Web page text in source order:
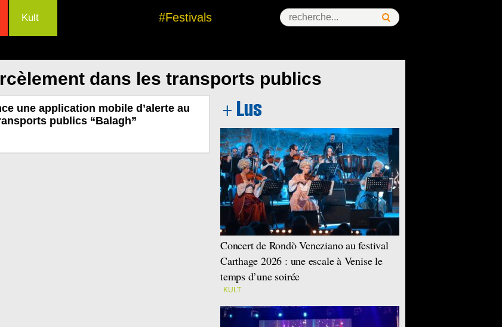
Kult #Festivals
dans les transports publics
une application mobile d’alerte au
publics “Balagh”
Concert de Rondò Veneziano au festival
Carthage 2026 : une escale à Venise le
temps d’une soirée
KULT